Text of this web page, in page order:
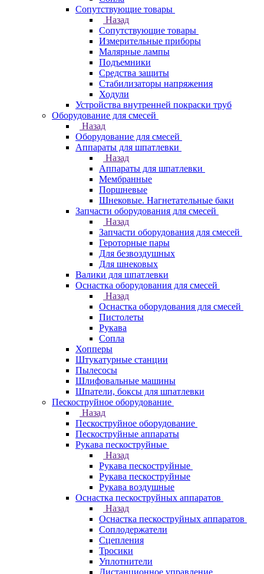
Сопутствующие товары
Назад
Сопутствующие товары
Измерительные приборы
Малярные лампы
Подъемники
Средства защиты
Стабилизаторы напряжения
Ходули
Устройства внутренней покраски труб
Оборудование для смесей
Назад
Оборудование для смесей
Аппараты для шпатлевки
Назад
Аппараты для шпатлевки
Мембранные
Поршневые
Шнековые. Нагнетательные баки
Запчасти оборудования для смесей
Назад
Запчасти оборудования для смесей
Героторные пары
Для безвоздушных
Для шнековых
Валики для шпатлевки
Оснастка оборудования для смесей
Назад
Оснастка оборудования для смесей
Пистолеты
Рукава
Сопла
Хопперы
Штукатурные станции
Пылесосы
Шлифовальные машины
Шпатели, боксы для шпатлевки
Пескоструйное оборудование
Назад
Пескоструйное оборудование
Пескоструйные аппараты
Рукава пескоструйные
Назад
Рукава пескоструйные
Рукава пескоструйные
Рукава воздушные
Оснастка пескоструйных аппаратов
Назад
Оснастка пескоструйных аппаратов
Соплодержатели
Сцепления
Тросики
Уплотнители
Дистанционное управление